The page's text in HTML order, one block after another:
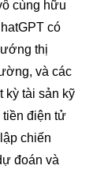
cùng hữu
có
thị
và các
kỳ tài sản kỹ
tiền điện tử
chiến
đoán và